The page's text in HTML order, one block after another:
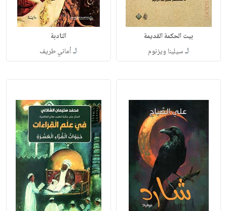
بيت الحكمة القديمة
لـسيلينا ويزنوم
النادبة
لـأماني طريف